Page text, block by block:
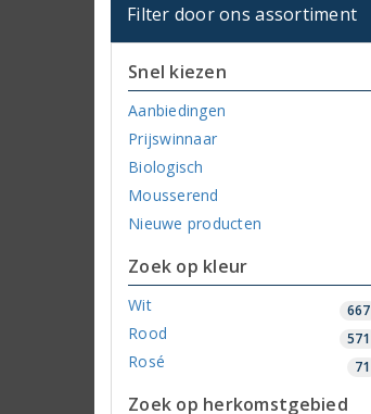
Filter door ons assortiment
Snel kiezen
Aanbiedingen
Prijswinnaar
Biologisch
Mousserend
Nieuwe producten
Zoek op kleur
Wit 667
Rood 571
Rosé 71
Zoek op herkomstgebied